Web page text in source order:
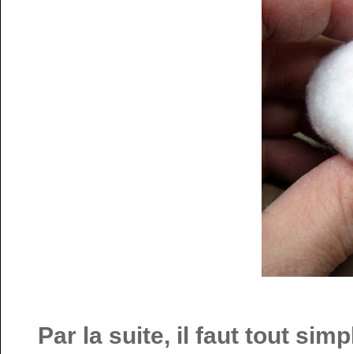
Par la suite, il faut tout